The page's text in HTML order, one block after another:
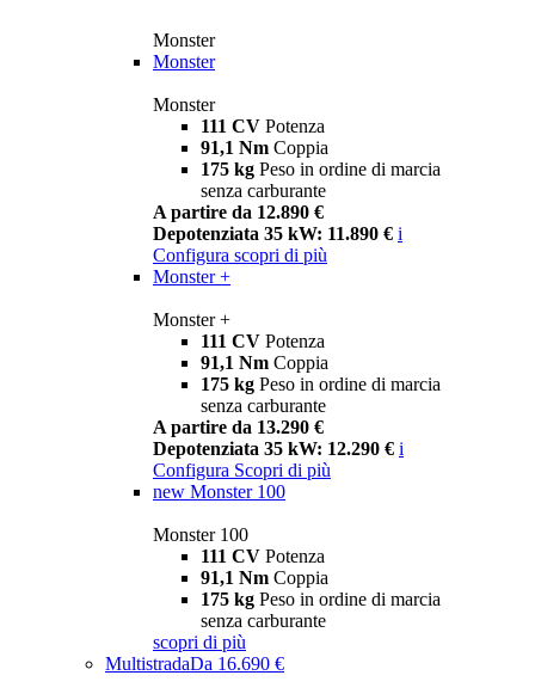
Monster
Monster
Monster
111 CV Potenza
91,1 Nm Coppia
175 kg Peso in ordine di marcia
senza carburante
A partire da 12.890 €
Depotenziata 35 kW: 11.890 € i
Configura scopri di più
Monster +
Monster +
111 CV Potenza
91,1 Nm Coppia
175 kg Peso in ordine di marcia
senza carburante
A partire da 13.290 €
Depotenziata 35 kW: 12.290 € i
Configura Scopri di più
new Monster 100
Monster 100
111 CV Potenza
91,1 Nm Coppia
175 kg Peso in ordine di marcia
senza carburante
scopri di più
MultistradaDa 16.690 €